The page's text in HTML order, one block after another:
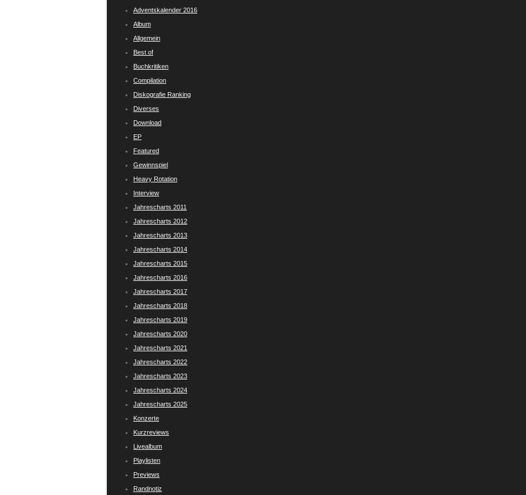
Adventskalender 2016
Album
Allgemein
Best of
Buchkritiken
Compilation
Diskografie Ranking
Diverses
Download
EP
Featured
Gewinnspiel
Heavy Rotation
Interview
Jahrescharts 2011
Jahrescharts 2012
Jahrescharts 2013
Jahrescharts 2014
Jahrescharts 2015
Jahrescharts 2016
Jahrescharts 2017
Jahrescharts 2018
Jahrescharts 2019
Jahrescharts 2020
Jahrescharts 2021
Jahrescharts 2022
Jahrescharts 2023
Jahrescharts 2024
Jahrescharts 2025
Konzerte
Kurzreviews
Livealbum
Playlisten
Previews
Randnotiz